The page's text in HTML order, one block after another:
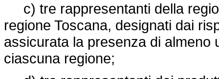
c) tre rappresentanti della
regione Toscana, designati dai
assicurata la presenza di almeno
ciascuna regione;